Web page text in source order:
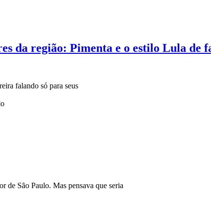
da região: Pimenta e o estilo Lula de
falando só para seus
de São Paulo. Mas pensava que seria